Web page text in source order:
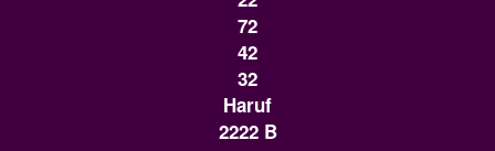
72
42
32
Haruf
2222 B